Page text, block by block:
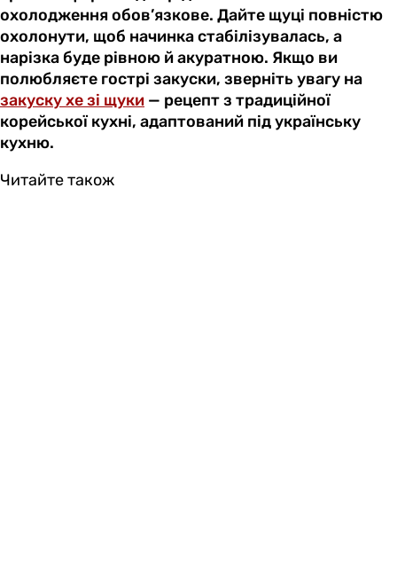
охолодження обов’язкове. Дайте щуці повністю
охолонути, щоб начинка стабілізувалась, а
нарізка буде рівною й акуратною. Якщо ви
полюбляєте гострі закуски, зверніть увагу на
закуску хе зі щуки — рецепт з традиційної
корейської кухні, адаптований під українську
кухню.
Читайте також